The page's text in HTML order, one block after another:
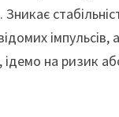
імпульсів,
на ризик